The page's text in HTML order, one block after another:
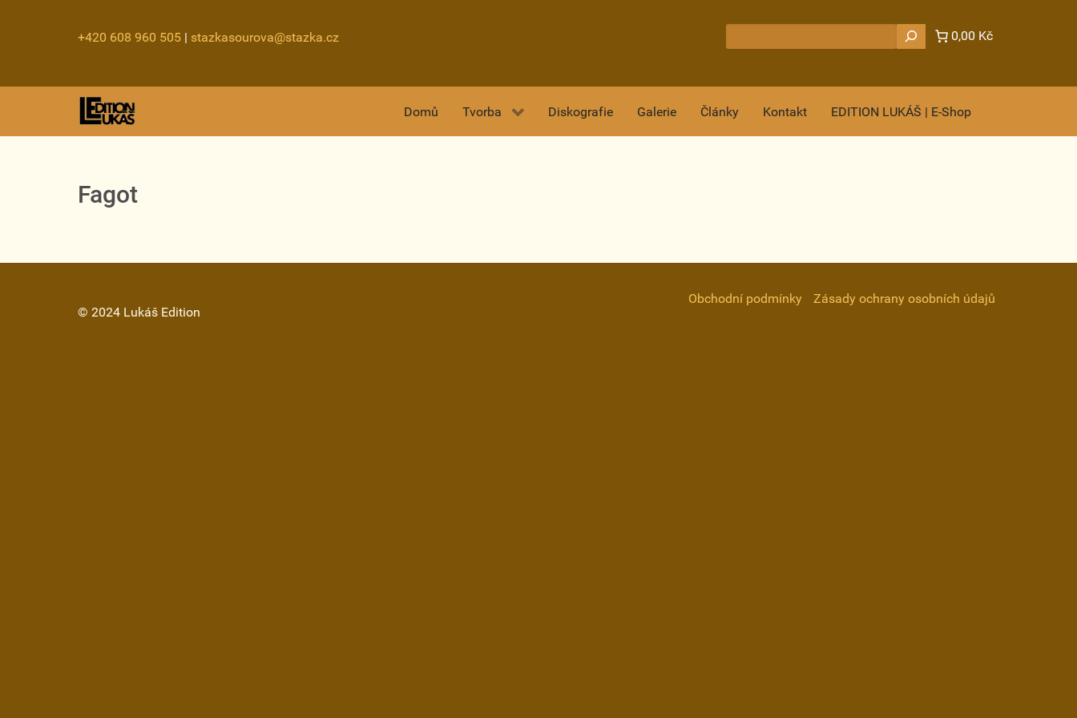
+420 608 960 505 | stazkasourova@stazka.cz 0,00 Kč
Domů Tvorba Diskografie Galerie Články Kontakt EDITION LUKÁŠ | E-Shop
Fagot
© 2024 Lukáš Edition
Obchodní podmínky Zásady ochrany osobních údajů